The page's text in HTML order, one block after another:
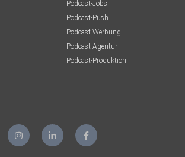
Podcast-Jobs
Podcast-Push
Podcast-Werbung
Podcast-Agentur
Podcast-Produktion